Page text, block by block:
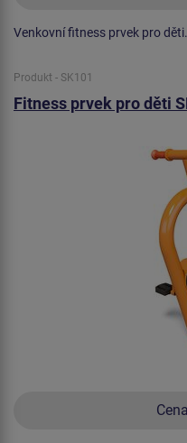
Venkovní fitness prvek pro děti.
Produkt - SK101
Fitness prvek pro děti